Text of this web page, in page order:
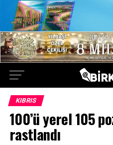
KIBRIS
100’ü yerel 105
rastlandı